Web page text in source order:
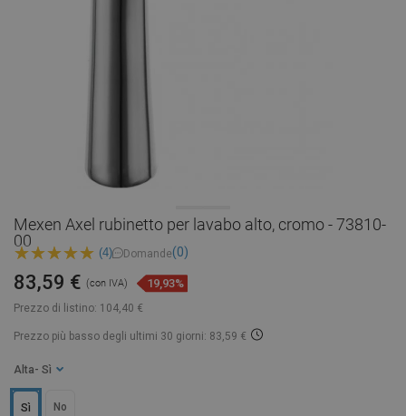
Mexen Axel rubinetto per lavabo alto, cromo - 73810-
00
(4) Domande(0)
Prezzo di listino: 104,40 €
83,59 € (con IVA) 19,93%
Prezzo più basso degli ultimi 30 giorni: 83,59 €
Alta - Sì
No
Sì